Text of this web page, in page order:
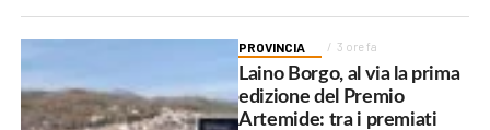
PROVINCIA 3 ore fa
Laino Borgo, al via la prima
edizione del Premio
Artemide: tra i premiati